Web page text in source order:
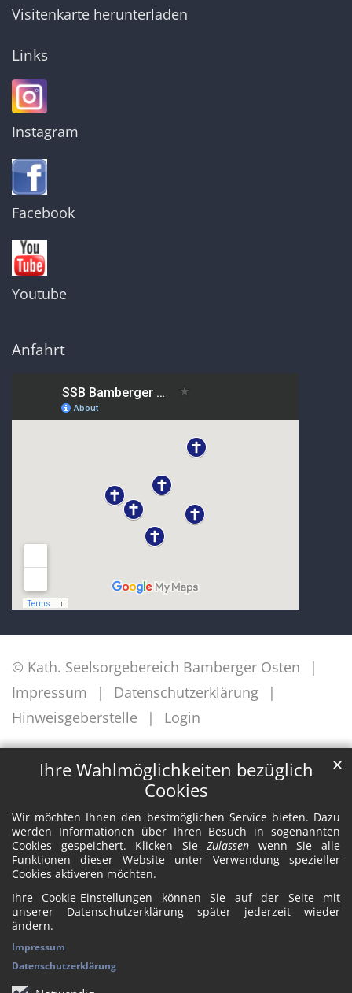
Ihre Wahlmöglichkeiten bezüglich
Cookies
Wir möchten Ihnen den bestmöglichen Service bieten. Dazu
werden Informationen über Ihren Besuch in sogenannten
Cookies gespeichert. Klicken SieZulassen wenn Sie alle
Funktionen dieser Website unter Verwendung spezieller
Cookies aktiveren möchten.
Ihre Cookie-Einstellungen können Sie auf der Seite mit
unserer Datenschutzerklärung später jederzeit wieder
ändern.
✕
Impressum
Datenschutzerklärung
Visitenkarte herunterladen
Links
Instagram
Facebook
Youtube
Anfahrt
© Kath. Seelsorgebereich Bamberger Osten
Impressum
Datenschutzerklärung
Hinweisgeberstelle
Login